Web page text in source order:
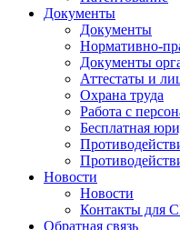
Документы
Документы
Нормативно-
Документы
Аттестаты и
Охрана труда
Работа с
Бесплатная
Новости
Новости
Контакты для
Обратная связь